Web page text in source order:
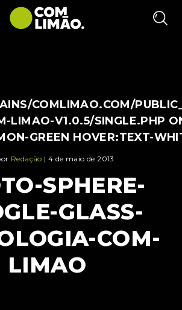
COMLIMAO.COM/
LIMAO-V1.0.5/SINGLE.PHP
GREEN HOVER:TEXT-
Redação | 4 de maio de 2013
SPHERE-
GLASS-
COM-
LIMAO